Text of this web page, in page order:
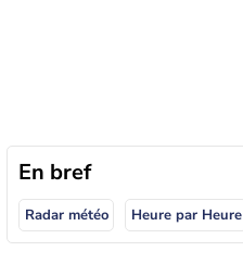
En bref
Radar météo Heure par Heure